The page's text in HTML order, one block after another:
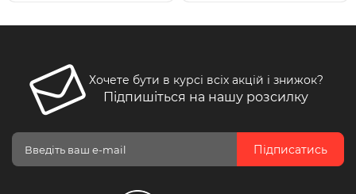
Хочете бути в курсі всіх акцій і знижок?
Підпишіться на нашу розсилку
Підписатись